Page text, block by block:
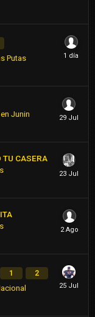
Putas
Junin
TU CASERA
1 2